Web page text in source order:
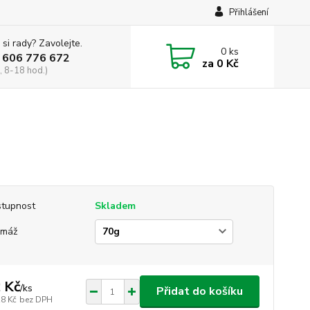
Přihlášení
rady? Zavolejte.
776 672
8-18 hod.)
0ks
za 0 Kč
Skladem
Kč/ks
Kč bez DPH
Přidat do košíku